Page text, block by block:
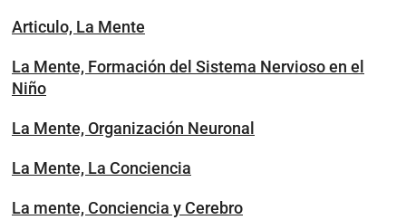
Articulo, La Mente
La Mente, Formación del Sistema Nervioso en el
Niño
La Mente, Organización Neuronal
La Mente, La Conciencia
La mente, Conciencia y Cerebro